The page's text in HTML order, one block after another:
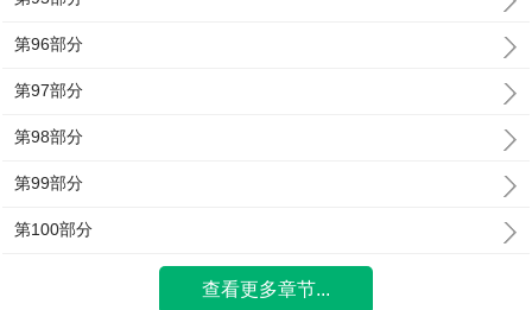
第96部分
第97部分
第98部分
第99部分
第100部分
查看更多章节...